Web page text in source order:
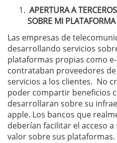
APERTURA A
SOBRE MI PLATAFORMA
Las empresas de
desarrollando servicios
plataformas propias como
contrataban proveedores
servicios a los clientes. No
poder compartir beneficios
desarrollaran sobre su
apple. Los bancos que
deberían facilitar el acceso
valor sobre sus plataformas.